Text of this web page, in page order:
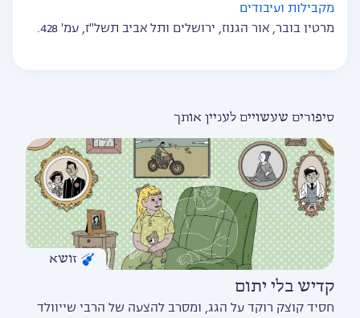
מקבילות ועיבודים
מרטין בובר, אור הגנוז, ירושלים ותל אביב תשל"ז, עמ' 428.
סיפורים שעשויים לעניין אותך
זושא
קדיש בלי יתום
חסיד קוצק רוקד על הגג, ומסרב להצעה של הרבי שייוולד